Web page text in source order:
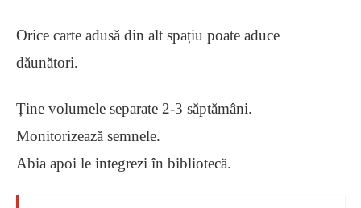
Orice carte adusă din alt spațiu poate aduce
dăunători.
Ține volumele separate 2-3 săptămâni.
Monitorizează semnele.
Abia apoi le integrezi în bibliotecă.